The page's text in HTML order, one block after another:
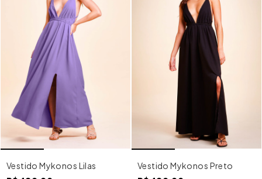
Vestido Mykonos Lilas Vestido Mykonos Preto